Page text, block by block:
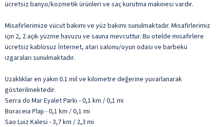
ücretsiz banyo/kozmetik ürünleri ve saç kurutma makinesi vardır.
Misafirlerimize vücut bakımı ve yüz bakımı sunulmaktadır. Misafirlerimiz
için 2, 2 açık yüzme havuzu ve sauna mevcuttur. Bu otelde misafirlere
ücretsiz kablosuz İnternet, atari salonu/oyun odası ve barbekü
ızgaraları sunulmaktadır.
Uzaklıklar en yakın 0.1 mil ve kilometre değerine yuvarlanarak
gösterilmektedir.
Serra do Mar Eyalet Parkı - 0,1 km / 0,1 mi
Boraceia Plajı - 0,1 km / 0,1 mi
Sao Luiz Kalesi - 3,7 km / 2,3 mi